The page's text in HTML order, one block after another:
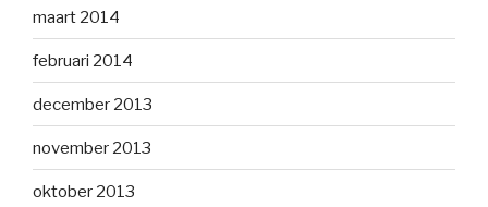
maart 2014
februari 2014
december 2013
november 2013
oktober 2013